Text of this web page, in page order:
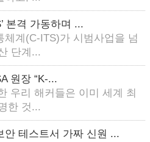
본격 가동하며 ...
계(C-ITS)가 시범사업을 넘
단계...
원장 “K-...
우리 해커들은 이미 세계 최
한 것...
안 테스트서 가짜 신원 ...